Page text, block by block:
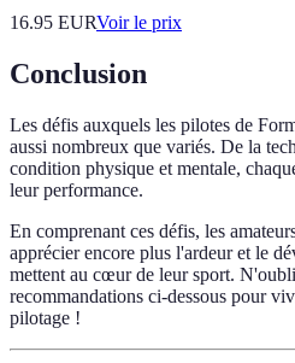
16.95 EURVoir le prix
Conclusion
Les défis auxquels les pilotes de
aussi nombreux que variés. De la
condition physique et mentale,
leur performance.
En comprenant ces défis, les
apprécier encore plus l'ardeur et le
mettent au cœur de leur sport.
recommandations ci-dessous pour
pilotage !